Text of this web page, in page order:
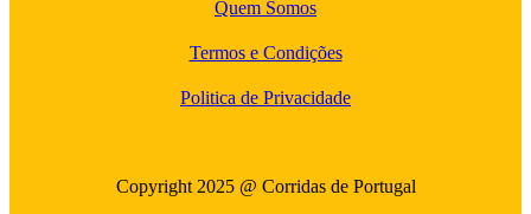
Quem Somos
Termos e Condições
Politica de Privacidade
Copyright 2025 @ Corridas de Portugal